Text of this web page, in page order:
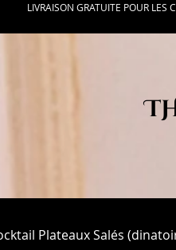
LIVRAISON GRATUITE POUR
Plateaux Salés